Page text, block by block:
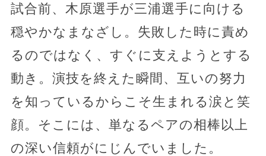
試合前、木原選手が三浦選手に向ける
穏やかなまなざし。失敗した時に責め
るのではなく、すぐに支えようとする
動き。演技を終えた瞬間、互いの努力
を知っているからこそ生まれる涙と笑
顔。そこには、単なるペアの相棒以上
の深い信頼がにじんでいました。